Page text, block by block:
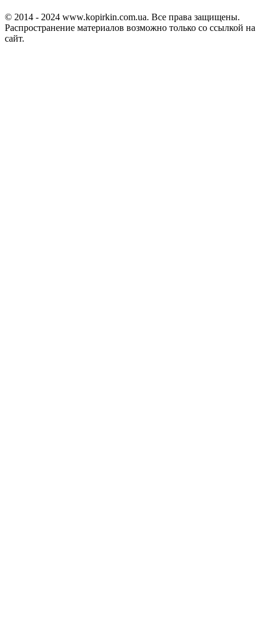
© 2014 - 2024 www.kopirkin.com.ua. Все права защищены.
Распространение материалов возможно только со ссылкой на
сайт.